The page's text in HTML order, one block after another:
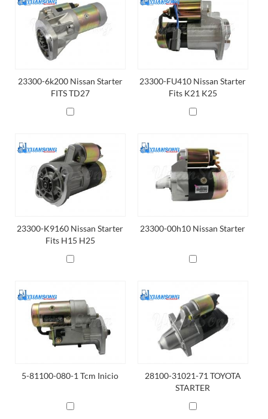
23300-6k200 Nissan Starter
FITS TD27
23300-FU410 Nissan Starter
Fits K21 K25
23300-K9160 Nissan Starter
Fits H15 H25
23300-00h10 Nissan Starter
5-81100-080-1 Tcm Inicio
28100-31021-71 TOYOTA
STARTER